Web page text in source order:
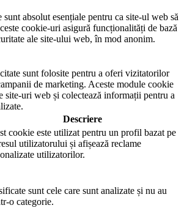
absolut esențiale pentru ca site-ul web să
cookie-uri asigură funcționalități de bază
ale site-ului web, în mod anonim.
sunt folosite pentru a oferi vizitatorilor
de marketing. Aceste module cookie
site-uri web și colectează informații pentru a
Descriere
cookie este utilizat pentru un profil bazat pe
utilizatorului și afișează reclame
utilizatorilor.
sunt cele care sunt analizate și nu au
o categorie.